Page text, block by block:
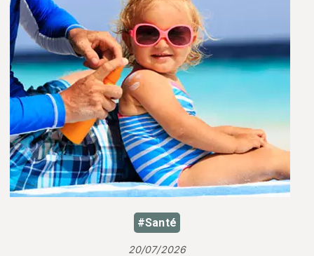
#Santé
20/07/2026